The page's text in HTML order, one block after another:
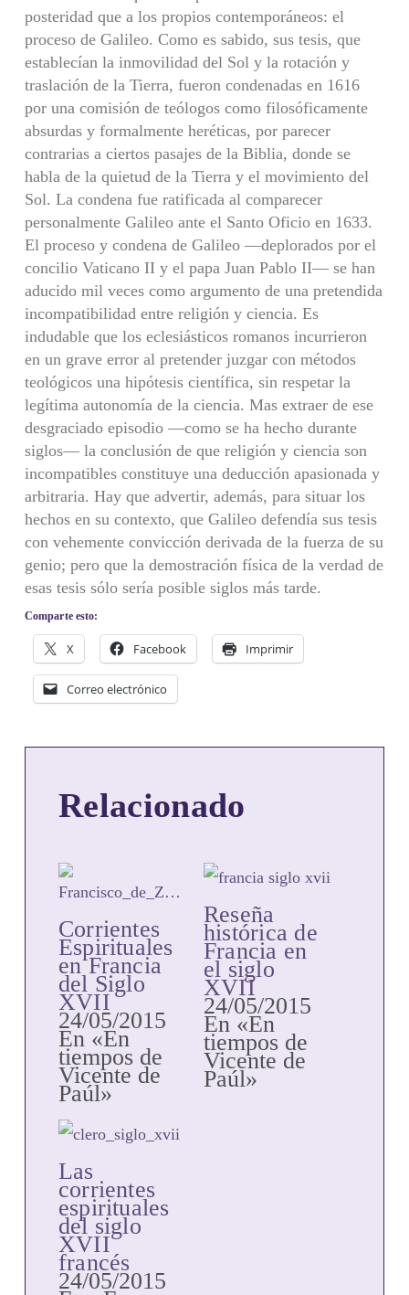
posteri­dad que a los propios contemporáneos: el
proceso de Gali­leo. Como es sabido, sus tesis, que
establecían la inmovili­dad del Sol y la rotación y
traslación de la Tierra, fueron condenadas en 1616
por una comisión de teólogos como fi­losóficamente
absurdas y formalmente heréticas, por pare­cer
contrarias a ciertos pasajes de la Biblia, donde se
habla de la quietud de la Tierra y el movimiento del
Sol. La con­dena fue ratificada al comparecer
personalmente Galileo ante el Santo Oficio en 1633.
El proceso y condena de Ga­lileo —deplorados por el
concilio Vaticano II y el papa Juan Pablo II— se han
aducido mil veces como argumento de una pretendida
incompatibilidad entre religión y cien­cia. Es
indudable que los eclesiásticos romanos incurrieron
en un grave error al pretender juzgar con métodos
teológicos una hipótesis científica, sin respetar la
legítima autono­mía de la ciencia. Mas extraer de ese
desgraciado episodio —como se ha hecho durante
siglos— la conclusión de que religión y ciencia son
incompatibles constituye una deduc­ción apasionada y
arbitraria. Hay que advertir, además, para situar los
hechos en su contexto, que Galileo defendía sus tesis
con vehemente convicción derivada de la fuerza de su
genio; pero que la demostración física de la verdad de
esas tesis sólo sería posible siglos más tarde.
Comparte esto:
X Facebook Imprimir
Correo electrónico
Relacionado
Corrientes
Espirituales
en Francia
del Siglo
XVII
24/05/2015
En «En
tiempos de
Vicente de
Paúl»
Reseña
histórica de
Francia en
el siglo
XVII
24/05/2015
En «En
tiempos de
Vicente de
Paúl»
Las
corrientes
espirituales
del siglo
XVII
francés
24/05/2015